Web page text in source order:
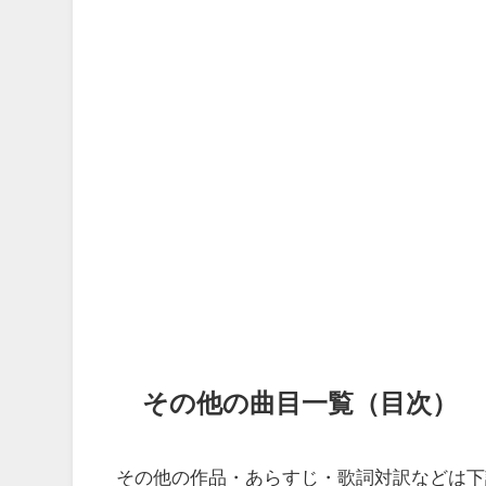
その他の曲目一覧（目次）
その他の作品・あらすじ・歌詞対訳などは